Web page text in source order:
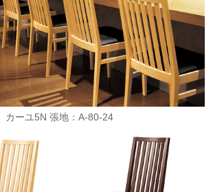
カーユ5N 張地：A-80-24